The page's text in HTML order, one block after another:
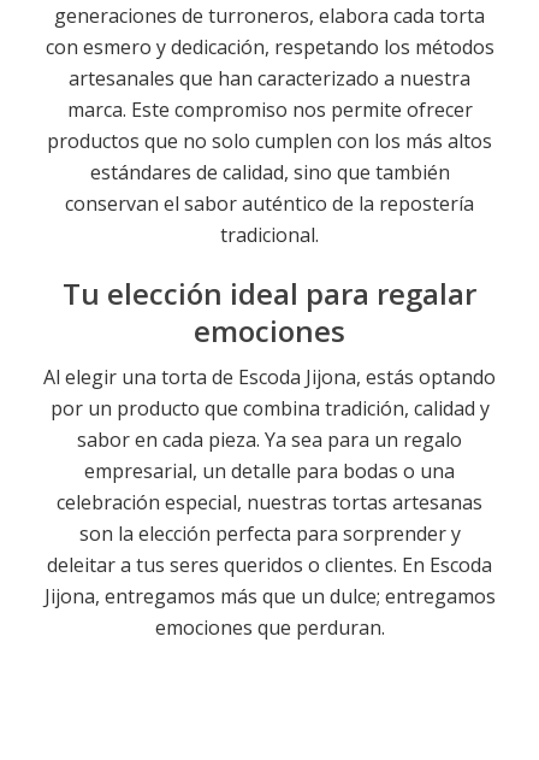
generaciones de turroneros, elabora cada torta
con esmero y dedicación, respetando los métodos
artesanales que han caracterizado a nuestra
marca. Este compromiso nos permite ofrecer
productos que no solo cumplen con los más altos
estándares de calidad, sino que también
conservan el sabor auténtico de la repostería
tradicional.
Tu elección ideal para regalar
emociones
Al elegir una torta de Escoda Jijona, estás optando
por un producto que combina tradición, calidad y
sabor en cada pieza. Ya sea para un regalo
empresarial, un detalle para bodas o una
celebración especial, nuestras tortas artesanas
son la elección perfecta para sorprender y
deleitar a tus seres queridos o clientes. En Escoda
Jijona, entregamos más que un dulce; entregamos
emociones que perduran.